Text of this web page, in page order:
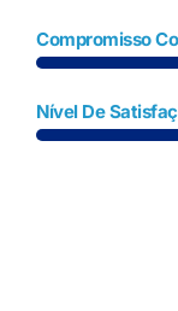
Compromisso
Nível De